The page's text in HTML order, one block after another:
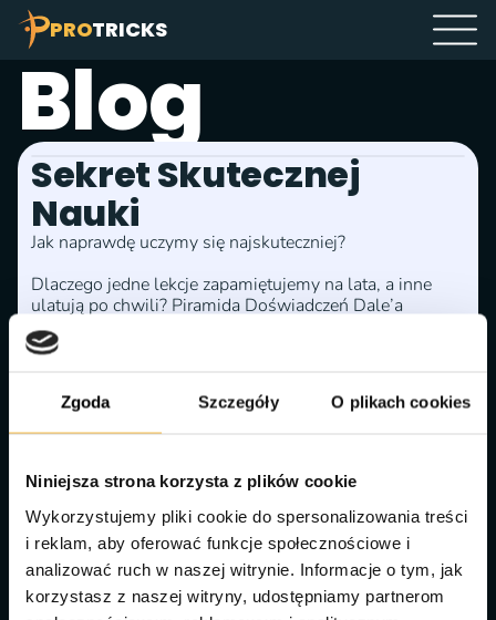
Zgoda Szczegóły O plikach cookies
Niniejsza strona korzysta z plików cookie
Wykorzystujemy pliki cookie do spersonalizowania treści
i reklam, aby oferować funkcje społecznościowe i
analizować ruch w naszej witrynie. Informacje o tym, jak
korzystasz z naszej witryny, udostępniamy partnerom
PROTRICKS
Blog
Sekret Skutecznej
Nauki
Jak naprawdę uczymy się najskuteczniej?
Dlaczego jedne lekcje zapamiętujemy na lata, a inne
ulatują po chwili? Piramida Doświadczeń Dale’a
pokazuje, że kluczem jest… działanie. Im więcej robimy,
eksperymentujemy i uczymy innych, tym szybciej
W PROTRICKS stawiamy na aktywne metody: mniej
teorii, więcej praktyki, dyskusji i doświadczeń. Dzięki
ciekawa i angażująca.
Chcesz dowiedzieć się, jak wygląda to w praktyce?
Ernest Jędrzejek
21 lis 2025
Updates CMS Basics Pro Tips